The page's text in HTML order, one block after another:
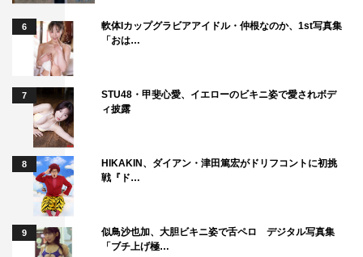
で「＃裸の少年presentsジェラテリア PUMP it UP」も開
店。
同店舗では、少年忍者のメンバーがそれぞれプロデュース
した21種類の本格ジェラート「少年忍じぇらーと」を販
売。「ジェラテリア
が付いてくる、全フレーバーが入った「
ト」も毎日数量限定で販売する。
加えて、同店では混ぜると色が変わるスペシャルドリンク
「変身！少年忍じゅーす」も販売。なお、「少年忍じぇら
ーと（※21
色箱推しセットを除く）」「変身！少年忍じゅ
6
軟体Iカップグラビアアイドル・仲根なのか、1st写真集
「おは…
7
STU48・甲斐心愛、イエローのビキニ姿で愛されボデ
ィ披露
8
HIKAKIN、ダイアン・津田篤宏がドリフコントに初挑
戦『ド…
9
似鳥沙也加、大胆ビキニ姿で舌ペロ デジタル写真集
「ブチ上げ極…